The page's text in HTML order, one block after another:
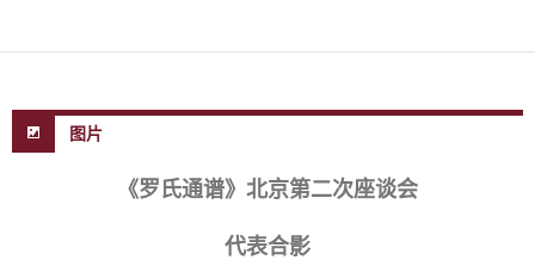
图片
《罗氏通谱》北京第二次座谈会
代表合影